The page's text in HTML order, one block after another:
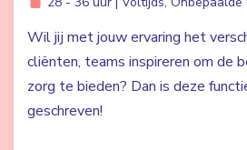
Wil jij met jouw ervaring het
cliënten, teams inspireren om de
zorg te bieden? Dan is deze
geschreven!